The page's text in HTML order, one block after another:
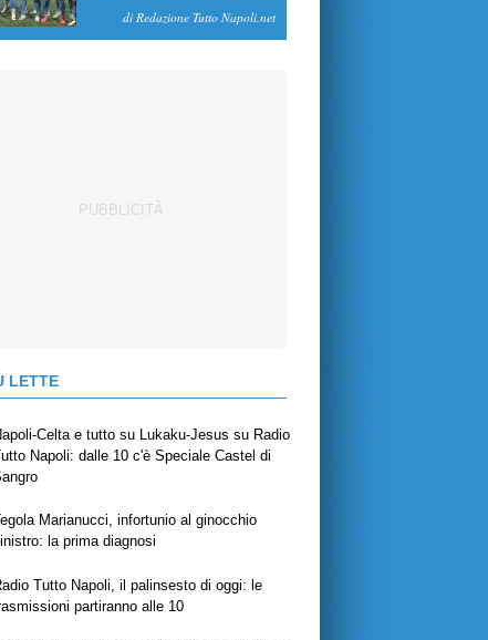
BRUYNE NEGA LA
di Redazione Tutto Napoli.net
LETTE
Celta e tutto su Lukaku-Jesus su Radio
Napoli: dalle 10 c'è Speciale Castel di
Marianucci, infortunio al ginocchio
la prima diagnosi
Tutto Napoli, il palinsesto di oggi: le
partiranno alle 10